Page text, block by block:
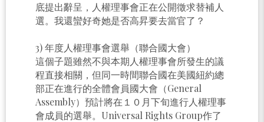
底提出辭呈，人權理事會正在公開徵求替補人
選。我還蠻好奇她是否高昇要去當官了？
3) 年度人權理事會選舉（聯合國大會）
這個子題雖然不與本期人權理事會所發生的議
程直接相關，但同一時間聯合國在美國紐約總
部正在進行的全體會員國大會（General
Assembly）預計將在１０月下旬進行人權理事
會成員的選舉。Universal Rights Group作了